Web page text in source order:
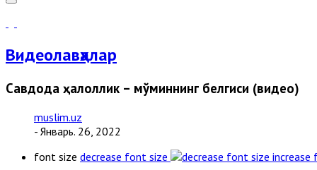
Видеолавҳалар
Савдода ҳалоллик – мўминнинг белгиси (видео)
muslim.uz
- Январь. 26, 2022
font size decrease font size increase